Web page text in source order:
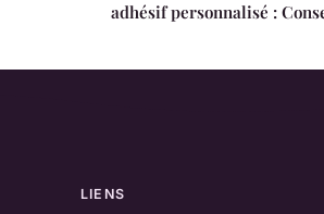
adhésif personnalisé :
LIENS